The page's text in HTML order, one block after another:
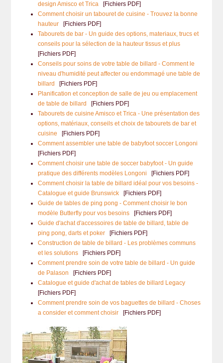
design Amisco et Trica[Fichiers PDF]
Comment choisir un tabouret de cuisine - Trouvez la bonne
hauteur[Fichiers PDF]
Tabourets de bar - Un guide des options, materiaux, trucs et
conseils pour la sélection de la hauteur tissus et plus
[Fichiers PDF]
Conseils pour soins de votre table de billard - Comment le
niveau d'humidité peut affecter ou endommagé une table de
billard
[Fichiers PDF]
Planification et conception de salle de jeu ou emplacement
de table de billard
[Fichiers PDF]
Tabourets de cuisine Amisco et Trica - Une présentation des
options, matériaux, conseils et choix de tabourets de bar et
cuisine [Fichiers PDF]
Comment assembler une table de babyfoot soccer Longoni
[Fichiers PDF]
Comment choisir une table de soccer babyfoot - Un guide
pratique des différents modèles Longoni [Fichiers PDF]
Comment choisir la table de billard idéal pour vos besoins -
Catalogue et guide Brunswick[Fichiers PDF]
Guide de tables de ping pong - Comment choisir le bon
modèle Butterfly pour vos besoins[Fichiers PDF]
Guide d'achat d'accessoires de table de billard, table de
ping pong, darts et poker[Fichiers PDF]
Construction de table de billard - Les problèmes communs
et les solutions[Fichiers PDF]
Comment prendre soin de votre table de billard - Un guide
de Palason [Fichiers PDF]
Catalogue et guide d'achat de tables de billard Legacy
[Fichiers PDF]
Comment prendre soin de vos baguettes de billard - Choses
a consider et comment choisir[Fichiers PDF]